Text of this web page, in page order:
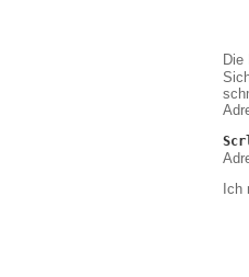
Die
Ich